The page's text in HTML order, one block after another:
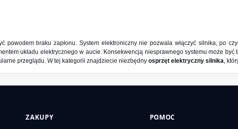
powodem braku zapłonu. System elektroniczny nie pozwala włączyć silnika, po
układu elektrycznego w aucie. Konsekwencją niesprawnego systemu może
przeglądu. W tej kategorii znajdziecie niezbędny osprzęt elektryczny silnika,
ZAKUPY POMOC